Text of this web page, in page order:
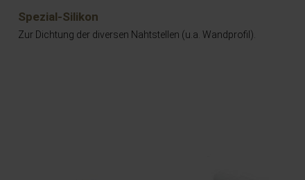
Spezial-Silikon
Zur Dichtung der diversen Nahtstellen (u.a. Wandprofil).